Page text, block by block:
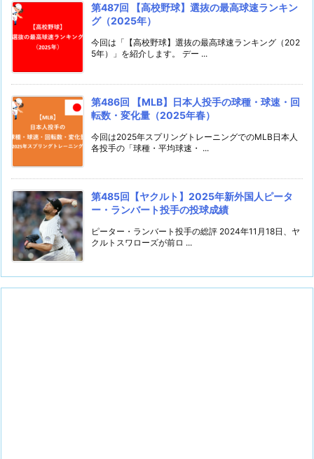
第487回 【高校野球】選抜の最高球速ランキン
グ（2025年）
今回は「【高校野球】選抜の最高球速ランキング（202
5年）」を紹介します。 デー ...
第486回 【MLB】日本人投手の球種・球速・回
転数・変化量（2025年春）
今回は2025年スプリングトレーニングでのMLB日本人
各投手の「球種・平均球速・ ...
第485回【ヤクルト】2025年新外国人ピータ
ー・ランバート投手の投球成績
ピーター・ランバート投手の総評 2024年11月18日、ヤ
クルトスワローズが前ロ ...